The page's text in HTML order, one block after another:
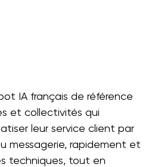
IA français de référence
et collectivités qui
leur service client par
messagerie, rapidement et
techniques, tout en